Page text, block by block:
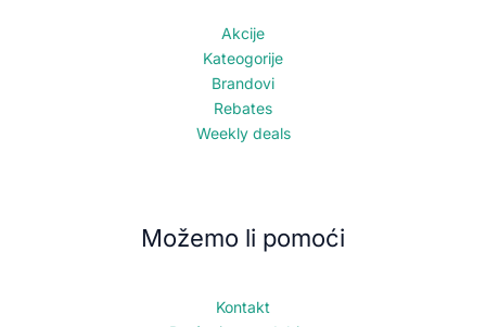
Akcije
Kateogorije
Brandovi
Rebates
Weekly deals
Možemo li pomoći
Kontakt